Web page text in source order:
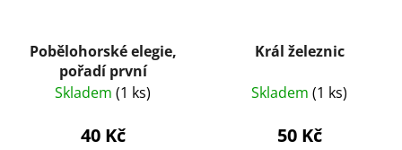
Pobělohorské elegie,
pořadí první
Skladem (1 ks)
40 Kč
Král železnic
Skladem (1 ks)
50 Kč